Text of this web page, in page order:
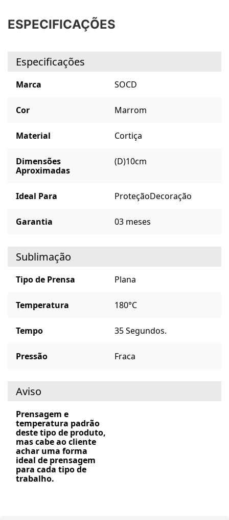
ESPECIFICAÇÕES
Especificações
Marca SOCD
Cor Marrom
Material Cortiça
Dimensões
Aproximadas
(D)10cm
Ideal Para ProteçãoDecoração
Garantia 03 meses
Sublimação
Tipo de Prensa Plana
Temperatura 180°C
Tempo 35 Segundos.
Pressão Fraca
Aviso
Prensagem e
temperatura padrão
deste tipo de produto,
mas cabe ao cliente
achar uma forma
ideal de prensagem
para cada tipo de
trabalho.